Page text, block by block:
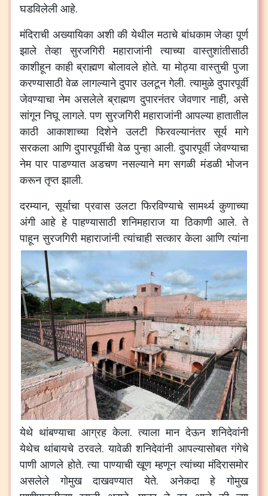
घडविलेली आहे.
मंदिराची अख्यायिका अशी की येथील मठाचे बांधकाम जेव्हा पूर्ण
झाले तेव्हा सुरजगिरी महाराजांनी त्याच्या वास्तुशांतीसाठी
काशीहून काही ब्राह्मण बोलावले होते.या मोठ्या वास्तुची पुजा
करण्यासाठी वेळ लागल्याने दुपार उलटून गेली.त्यामुळे दुपारपूर्वी
जेवण्याचा नेम असलेले ब्राह्मण दुपारनंतर जेवणार नाही,असे
सांगून निघू लागले.पण सुरजगिरी महाराजांनी आपल्या हातातील
काठी आकाशाच्या दिशेने उलटी फिरवल्यानंतर सूर्य मागे
सरकला आणि दुपारपूर्वीची वेळ पुन्हा आली.दुपारपूर्वी जेवण्याचा
नेम पार पाडण्यात अडचण नसल्याने मग सगळी मंडळी भोजन
करून तृप्त झाली.
दरम्यान,सूर्याचा प्रवास उलटा फिरविण्याचे सामर्थ्य कुणाच्या
अंगी आहे हे पाहण्यासाठी शनिमहाराज या ठिकाणी आले.ते
पाहून सुरजगिरी महाराजांनी त्यांचाही सत्कार केला आणि त्यांना
येथे थांबण्याचा आग्रह केला.त्याला मान देऊन शनिदेवांनी
येथेच थांबायचे ठरवले.यावेळी शनिदेवांनी आपल्यासोबत गंगेचे
पाणी आणले होते.त्या पाण्याची खूण म्हणून त्यांच्या मंदिरासमोर
असलेले
गोमुख दाखवण्यात येते. अनेकदा हे
गोमुख